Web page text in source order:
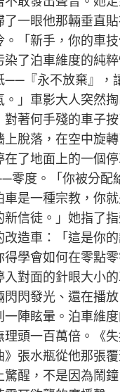
了一眼他那輛垂直
。「新手，你的車
染了泊車維度的純
——『永不放棄』，
。」車影大人突然
對著何手殘的車子
上脫落，在空中旋
在了地面上的一個
零度。「你被分配
車是一種宗教，你
新信徒。」她指了
改造車：「這是你
得學會如何在零點
入對面的針眼大小
閃閃發光、還在播
一陣眩暈。泊車維
理頭一百萬倍。《
》張水瓶從他那張
驚醒，不是因為鬧